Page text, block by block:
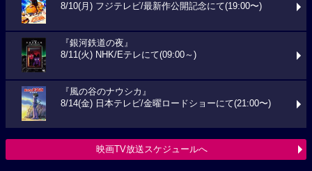
8/10(月) フジテレビ/最新作公開記念にて(19:00〜)
『銀河鉄道の夜』
8/11(火) NHK/Eテレにて(09:00～)
『風の谷のナウシカ』
8/14(金) 日本テレビ/金曜ロードショーにて(21:00〜)
映画TV放送スケジュールへ